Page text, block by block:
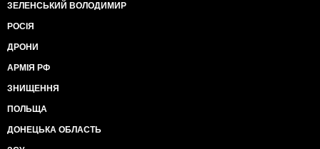
ЗЕЛЕНСЬКИЙ ВОЛОДИМИР
РОСІЯ
ДРОНИ
АРМІЯ РФ
ЗНИЩЕННЯ
ПОЛЬЩА
ДОНЕЦЬКА ОБЛАСТЬ